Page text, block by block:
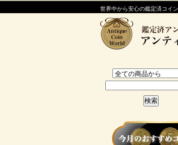
世界中から安心の鑑定済コイ